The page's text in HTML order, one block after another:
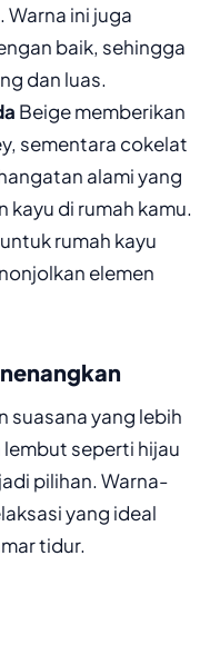
Warna ini juga
baik, sehingga
dan luas.
Beige memberikan
sementara cokelat
alami yang
kayu di rumah kamu.
rumah kayu
elemen
suasana yang lebih
seperti hijau
pilihan. Warna-
yang ideal
tidur.